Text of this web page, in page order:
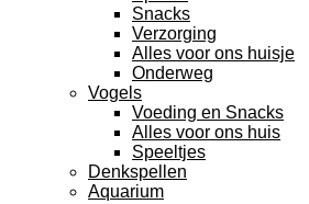
Snacks
Verzorging
Alles voor ons huisje
Onderweg
Vogels
Voeding en Snacks
Alles voor ons huis
Speeltjes
Denkspellen
Aquarium